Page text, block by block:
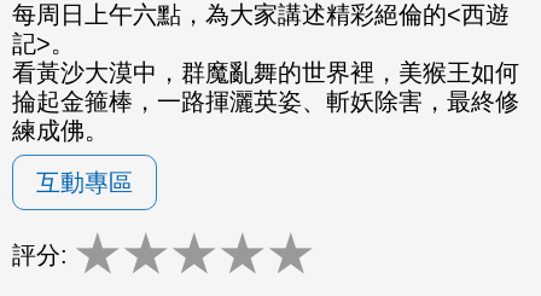
每周日上午六點，為大家講述精彩絕倫的<西遊
記>。
看黃沙大漠中，群魔亂舞的世界裡，美猴王如何
掄起金箍棒，一路揮灑英姿、斬妖除害，最終修
練成佛。
互動專區
評分: ★★★★★